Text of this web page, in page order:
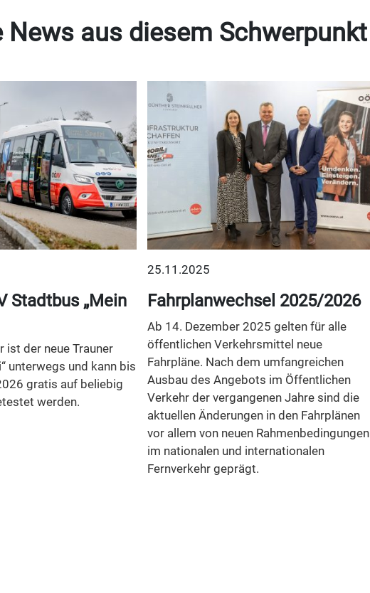
News aus diesem Schwerpunkt
Stadtbus „Mein
ist der neue Trauner
unterwegs und kann bis
gratis auf beliebig
werden.
25.11.2025
Fahrplanwechsel 2025/2026
Ab 14. Dezember 2025 gelten für alle
öffentlichen Verkehrsmittel neue
Fahrpläne. Nach dem umfangreichen
Ausbau des Angebots im Öffentlichen
Verkehr der vergangenen Jahre sind die
aktuellen Änderungen in den Fahrplänen
vor allem von neuen Rahmenbedingungen
im nationalen und internationalen
Fernverkehr geprägt.